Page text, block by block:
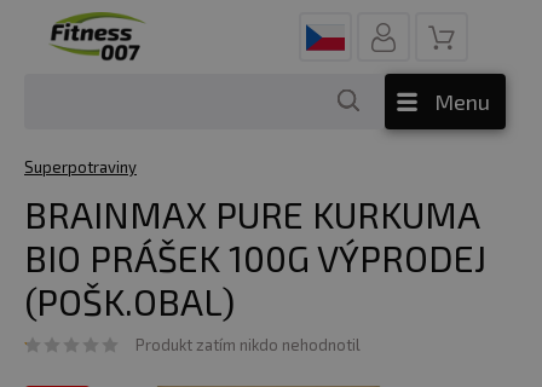
Menu
Superpotraviny
BRAINMAX PURE KURKUMA
BIO PRÁŠEK 100G VÝPRODEJ
(POŠK.OBAL)
Produkt zatím nikdo nehodnotil